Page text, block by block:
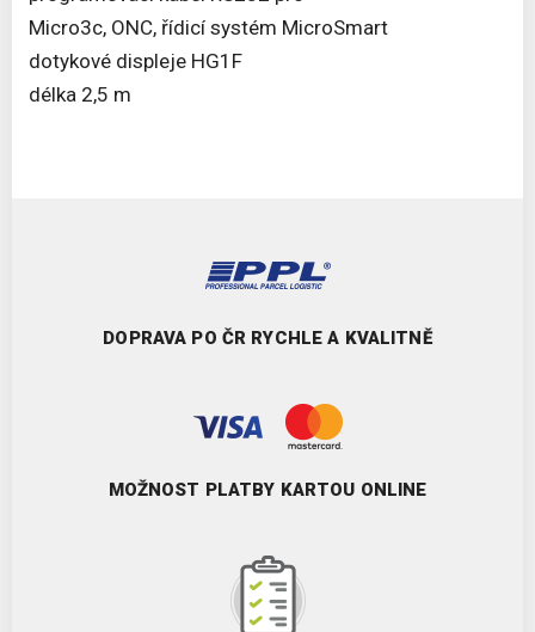
Micro3c, ONC, řídicí systém MicroSmart
dotykové displeje HG1F
délka 2,5 m
DOPRAVA PO ČR RYCHLE A KVALITNĚ
MOŽNOST PLATBY KARTOU ONLINE